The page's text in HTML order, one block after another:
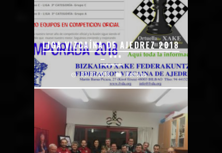
LIGA VIZCAÍNA DE AJEDREZ 2018
– ***
03/01/2018 Noticias